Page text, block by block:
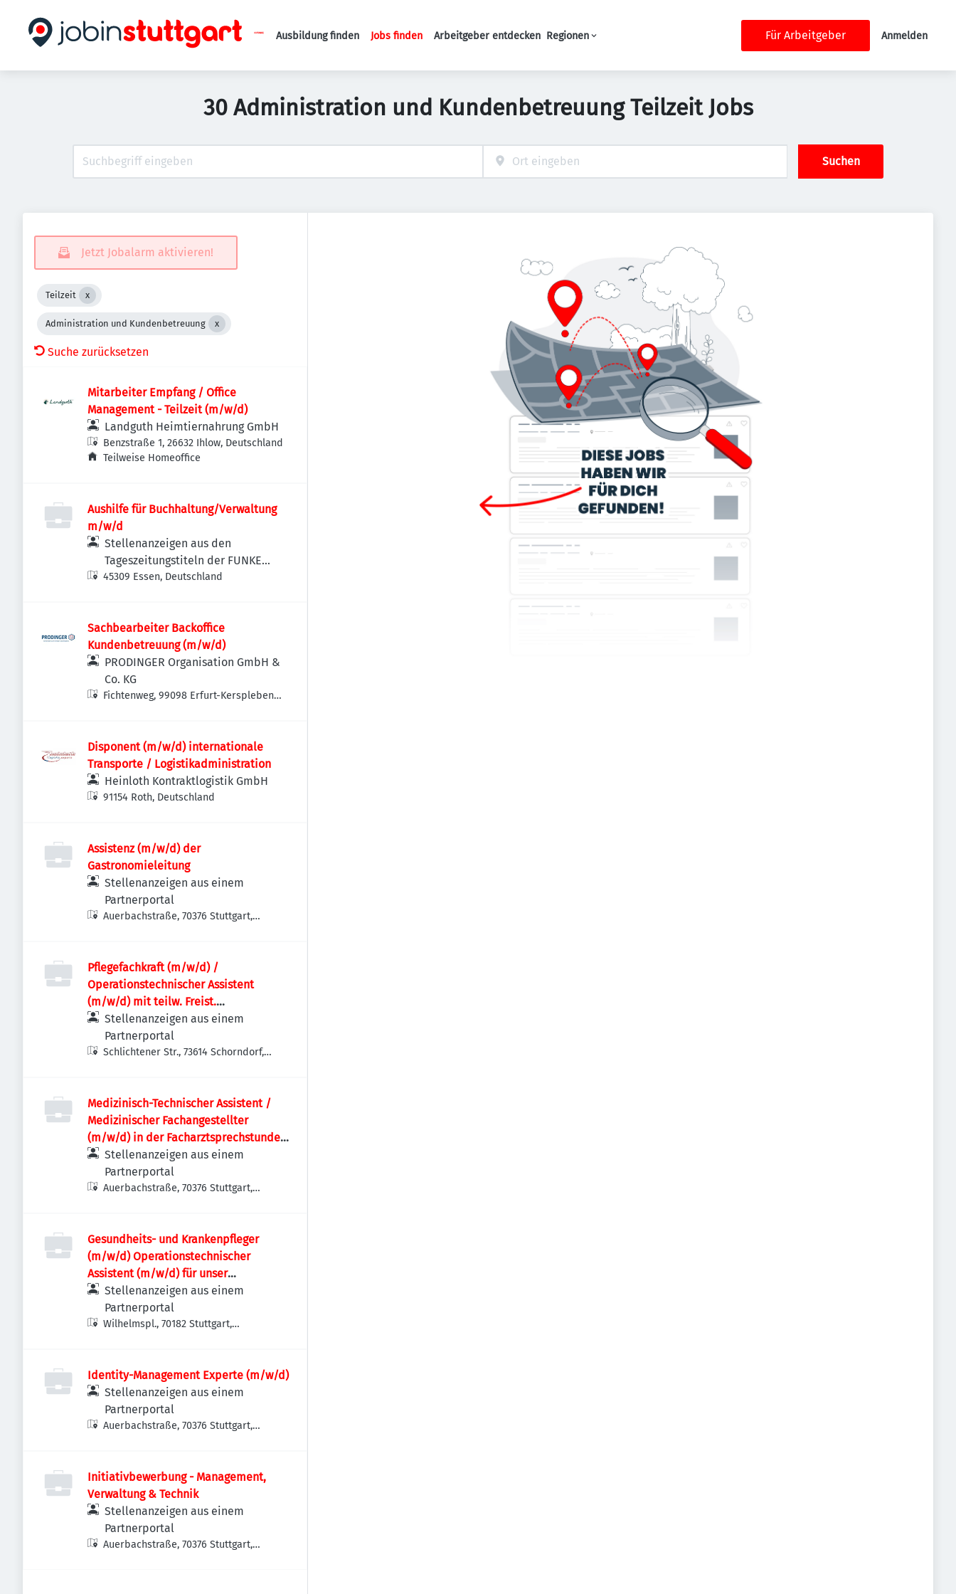
Haupt-Navigation
Ausbildung finden Jobs finden Arbeitgeber entdecken Regionen Für Arbeitgeber Anmelden
30 Administration und Kundenbetreuung Teilzeit Jobs
Suchen
Jetzt Jobalarm aktivieren!
Teilzeit
Administration und Kundenbetreuung
Suche zurücksetzen
Mitarbeiter Empfang / Office
Management - Teilzeit (m/w/d)
Landguth Heimtiernahrung GmbH
Benzstraße 1, 26632 Ihlow, Deutschland
Teilweise Homeoffice
Aushilfe für Buchhaltung/Verwaltung
m/w/d
Stellenanzeigen aus den
Tageszeitungstiteln der FUNKE
MEDIEN NRW
45309 Essen, Deutschland
Sachbearbeiter Backoffice
Kundenbetreuung (m/w/d)
PRODINGER Organisation GmbH &
Co. KG
Fichtenweg, 99098 Erfurt-Kerspleben,
Disponent (m/w/d) internationale
Transporte / Logistikadministration
Heinloth Kontraktlogistik GmbH
91154 Roth, Deutschland
Assistenz (m/w/d) der
Gastronomieleitung
Stellenanzeigen aus einem
Partnerportal
Auerbachstraße, 70376 Stuttgart,
Pflegefachkraft (m/w/d) /
Operationstechnischer Assistent
(m/w/d) mit teilw. Freist.
Praxisanleitung
Stellenanzeigen aus einem
Partnerportal
Schlichtener Str., 73614 Schorndorf,
Medizinisch-Technischer Assistent /
Medizinischer Fachangestellter
(m/w/d) in der Facharztsprechstunde
mit Schwerpunkt Neurologie in Voll-
oder Teilzeit
Stellenanzeigen aus einem
Partnerportal
Auerbachstraße, 70376 Stuttgart,
Gesundheits- und Krankenpfleger
(m/w/d) Operationstechnischer
Assistent (m/w/d) für unser
Ambulantes Gefäßzentrum Dr. Seiter
Stellenanzeigen aus einem
Partnerportal
Wilhelmspl., 70182 Stuttgart,
Identity-Management Experte (m/w/d)
Stellenanzeigen aus einem
Partnerportal
Auerbachstraße, 70376 Stuttgart,
Initiativbewerbung - Management,
Verwaltung & Technik
Stellenanzeigen aus einem
Partnerportal
Auerbachstraße, 70376 Stuttgart,